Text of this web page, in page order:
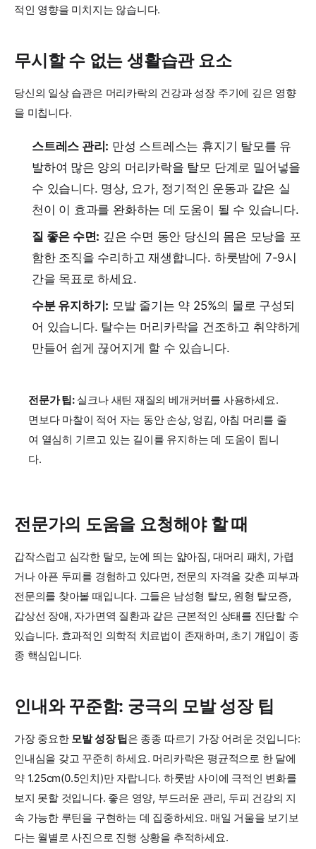
적인 영향을 미치지는 않습니다.
무시할 수 없는 생활습관 요소
당신의 일상 습관은 머리카락의 건강과 성장 주기에 깊은 영향
을 미칩니다.
스트레스 관리: 만성 스트레스는 휴지기 탈모를 유
발하여 많은 양의 머리카락을 탈모 단계로 밀어넣을
수 있습니다. 명상, 요가, 정기적인 운동과 같은 실
천이 이 효과를 완화하는 데 도움이 될 수 있습니다.
질 좋은 수면: 깊은 수면 동안 당신의 몸은 모낭을 포
함한 조직을 수리하고 재생합니다. 하룻밤에 7-9시
간을 목표로 하세요.
수분 유지하기: 모발 줄기는 약 25%의 물로 구성되
어 있습니다. 탈수는 머리카락을 건조하고 취약하게
만들어 쉽게 끊어지게 할 수 있습니다.
전문가 팁:실크나 새틴 재질의 베개커버를 사용하세요.
면보다 마찰이 적어 자는 동안 손상, 엉킴, 아침 머리를 줄
여 열심히 기르고 있는 길이를 유지하는 데 도움이 됩니
다.
전문가의 도움을 요청해야 할 때
갑작스럽고 심각한 탈모, 눈에 띄는 얇아짐, 대머리 패치, 가렵
거나 아픈 두피를 경험하고 있다면, 전문의 자격을 갖춘 피부과
전문의를 찾아볼 때입니다. 그들은 남성형 탈모, 원형 탈모증,
갑상선 장애, 자가면역 질환과 같은 근본적인 상태를 진단할 수
있습니다. 효과적인 의학적 치료법이 존재하며, 초기 개입이 종
종 핵심입니다.
인내와 꾸준함: 궁극의 모발 성장 팁
가장 중요한 모발 성장 팁은 종종 따르기 가장 어려운 것입니다:
인내심을 갖고 꾸준히 하세요. 머리카락은 평균적으로 한 달에
약 1.25cm(0.5인치)만 자랍니다. 하룻밤 사이에 극적인 변화를
보지 못할 것입니다. 좋은 영양, 부드러운 관리, 두피 건강의 지
속 가능한 루틴을 구현하는 데 집중하세요. 매일 거울을 보기보
다는 월별로 사진으로 진행 상황을 추적하세요.